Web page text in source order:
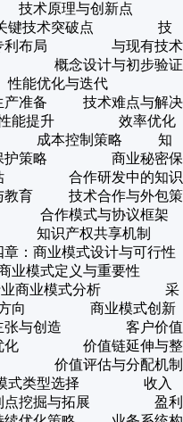
技术原理与创新点
技术突破点 技
利布局 与现有技术
概念设计与初步验证
优化与迭代
准备 技术难点与解决
提升 效率优化
本控制策略 知
护策略 商业秘密保
合作研发中的知识
育 技术合作与外包策
模式与协议框架
产权共享机制
商业模式设计与可行性
定义与重要性
业商业模式分析 采
新方向 商业模式创新
主张与创造 客户价值
化 价值链延伸与整
值评估与分配机制
类型选择 收入
点挖掘与拓展 盈利